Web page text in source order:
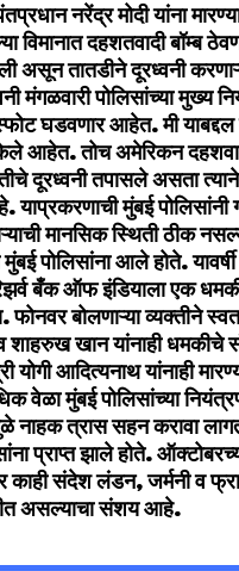
नरेंद्र मोदी यांना
दहशतवादी बॉम्ब
असून तातडीने दूरध्वनी
मंगळवारी पोलिसांच्या मुख्य
घडवणार आहेत. मी याबद्दल
आहेत. तोच अमेरिकन
दूरध्वनी तपासले असता
याप्रकरणाची मुंबई
मानसिक स्थिती ठीक
पोलिसांना आले होते.
बँक ऑफ इंडियाला एक
बोलणाऱ्या व्यक्तीने
खान यांनाही धमकीचे
योगी आदित्यनाथयांनाही
वेळा मुंबई पोलिसांच्या
नाहक त्रास सहन करावा
प्राप्त झाले होते.
संदेश लंडन, जर्मनी व
असल्याचा संशय आहे.